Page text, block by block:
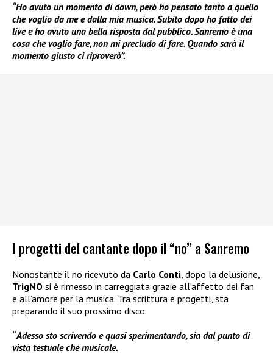
“Ho avuto un momento di down, però ho pensato tanto a quello
che voglio da me e dalla mia musica. Subito dopo ho fatto dei
live e ho avuto una bella risposta dal pubblico. Sanremo è una
cosa che voglio fare, non mi precludo di fare. Quando sarà il
momento giusto ci riproverò”.
I progetti del cantante dopo il “no” a Sanremo
Nonostante il no ricevuto da Carlo Conti , dopo la delusione,
TrigNO si è rimesso in carreggiata grazie all’affetto dei fan
e all’amore per la musica. Tra scrittura e progetti, sta
preparando il suo prossimo disco.
“Adesso sto scrivendo e quasi sperimentando, sia dal punto di
vista testuale che musicale.